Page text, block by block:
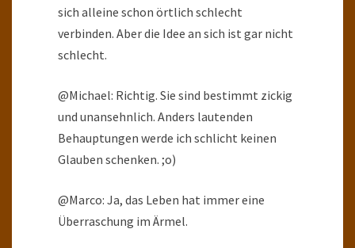
sich alleine schon örtlich schlecht
verbinden. Aber die Idee an sich ist gar nicht
schlecht.
@Michael: Richtig. Sie sind bestimmt zickig
und unansehnlich. Anders lautenden
Behauptungen werde ich schlicht keinen
Glauben schenken. ;o)
@Marco: Ja, das Leben hat immer eine
Überraschung im Ärmel.